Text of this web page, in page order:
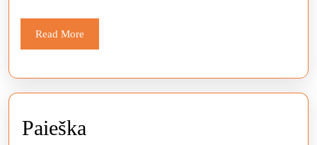
Read More
More
Paieška